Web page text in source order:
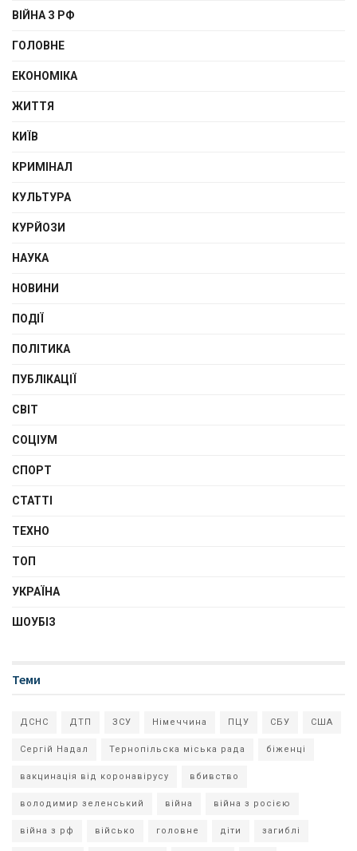
ВІЙНА З РФ
ГОЛОВНЕ
ЕКОНОМІКА
ЖИТТЯ
КИЇВ
КРИМІНАЛ
КУЛЬТУРА
КУРЙОЗИ
НАУКА
НОВИНИ
ПОДІЇ
ПОЛІТИКА
ПУБЛІКАЦІЇ
СВІТ
СОЦІУМ
СПОРТ
СТАТТІ
ТЕХНО
ТОП
УКРАЇНА
ШОУБІЗ
Теми
ДСНС ДТП ЗСУ Німеччина ПЦУ СБУ США
Сергій Надал Тернопільска міська рада біженці
вакцинація від коронавірусу вбивство
володимир зеленський війна війна з росією
війна з рф військо головне діти загиблі